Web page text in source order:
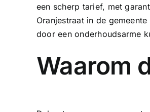
een scherp tarief, met
Oranjestraat in de
door een onderhoudsarme
Waarom